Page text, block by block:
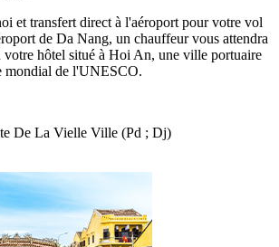
et transfert direct à l'aéroport pour votre vol
de Da Nang, un chauffeur vous attendra
votre hôtel situé à Hoi An, une ville portuaire
mondial de l'UNESCO.
De La Vielle Ville (Pd ; Dj)